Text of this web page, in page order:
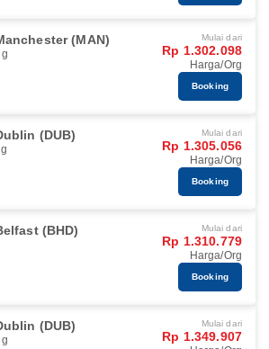
(MAN) Mulai dari
Rp 1.302.098
Harga/Org
Booking
(DUB) Mulai dari
Rp 1.305.056
Harga/Org
Booking
(BHD) Mulai dari
Rp 1.310.779
Harga/Org
Booking
(DUB) Mulai dari
Rp 1.349.907